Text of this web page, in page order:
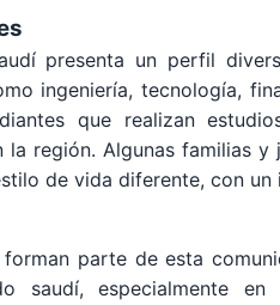
presenta un perfil
ingeniería, tecnología,
que realizan
la región. Algunas familias
de vida diferente, con un
parte de esta
saudí, especialmente